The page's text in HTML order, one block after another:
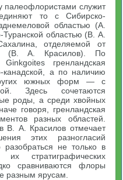
палеофлористами служит
то с Сибирско-
областью (А.
областью (В. А.
отделяемой от
(В. А. Красилов). По
гренландская
канадской, а по наличию
южных форм — с
Здесь сочетаются
роды, а среди хвойных
говоря, гренландская
разных областей.
В. А. Красилов отмечает
этих разногласий
не только в
сравниваются флоры
разным ярусам.